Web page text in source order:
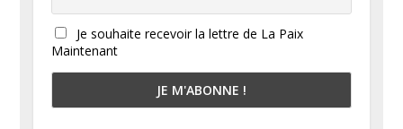
Je souhaite recevoir la lettre de La Paix
Maintenant